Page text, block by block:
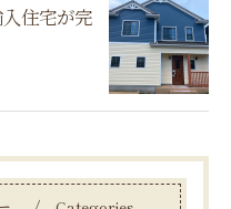
住宅が完